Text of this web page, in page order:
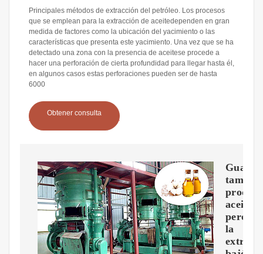
Principales métodos de extracción del petróleo. Los procesos
que se emplean para la extracción de aceitedependen en gran
medida de factores como la ubicación del yacimiento o las
características que presenta este yacimiento. Una vez que se ha
detectado una zona con la presencia de aceitese procede a
hacer una perforación de cierta profundidad para llegar hasta él,
en algunos casos estas perforaciones pueden ser de hasta
6000
Obtener consulta
pero
la